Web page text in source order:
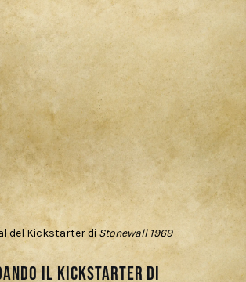
del Kickstarter di Stonewall 1969
il Kickstarter di